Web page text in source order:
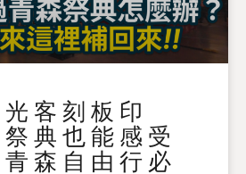
光客刻板印
典也能感受
森自由行必